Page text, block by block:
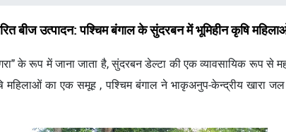
बीज उत्पादन: पश्चिम बंगाल के सुंदरबन में भूमिहीन कृषि
के रूप में जाना जाता है, सुंदरबन डेल्टा की एक व्यावसायिक रूप से
महिलाओं का एक समूह , पश्चिम बंगाल ने भाकृअनुप-केन्द्रीय खारा